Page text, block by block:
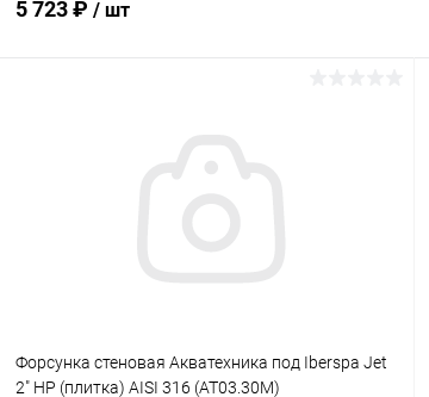
5 723 ₽ / шт
Форсунка стеновая Акватехника под Iberspa Jet
2" НР (плитка) AISI 316 (AT03.30M)